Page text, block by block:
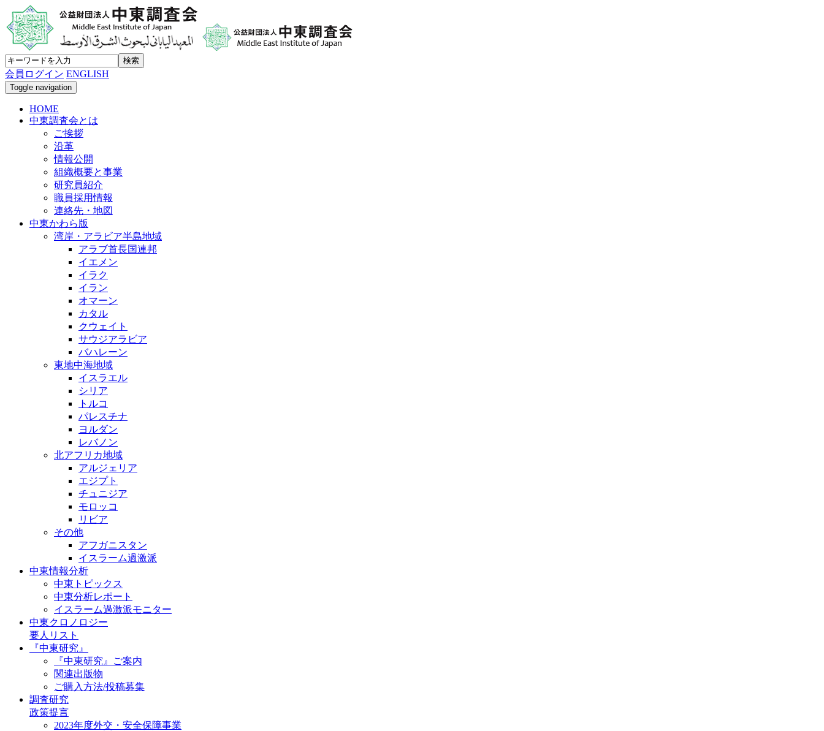
会員ログイン ENGLISH
Toggle navigation
HOME
中東調査会とは
ご挨拶
沿革
情報公開
組織概要と事業
研究員紹介
職員採用情報
連絡先・地図
中東かわら版
湾岸・アラビア半島地域
アラブ首長国連邦
イエメン
イラク
イラン
オマーン
カタル
クウェイト
サウジアラビア
バハレーン
東地中海地域
イスラエル
シリア
トルコ
パレスチナ
ヨルダン
レバノン
北アフリカ地域
アルジェリア
エジプト
チュニジア
モロッコ
リビア
その他
アフガニスタン
イスラーム過激派
中東情報分析
中東トピックス
中東分析レポート
イスラーム過激派モニター
中東クロノロジー
要人リスト
『中東研究』
『中東研究』ご案内
関連出版物
ご購入方法/投稿募集
調査研究
政策提言
2023年度外交・安全保障事業